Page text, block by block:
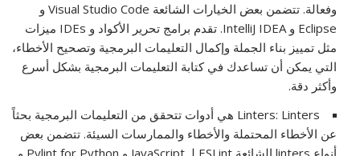
وفعالة. تتضمن بعض الخيارات الشائعة Visual Studio Code و
Eclipse و IntelliJ IDEA. تقدم برامج تحرير الأكواد و IDEs ميزات
مثل تمييز بناء الجملة وإكمال التعليمات البرمجية وتصحيح الأخطاء،
التي يمكن أن تساعدك في كتابة التعليمات البرمجية بشكل أسرع
وأكثر دقة.
Linters: Linters هي أدوات تتحقق من التعليمات البرمجية بحثاً
عن الأخطاء المحتملة والأخطاء والممارسات السيئة. تتضمن بعض
أنواع linters الشائعة ESLint لـ JavaScript و Pylint for Python و